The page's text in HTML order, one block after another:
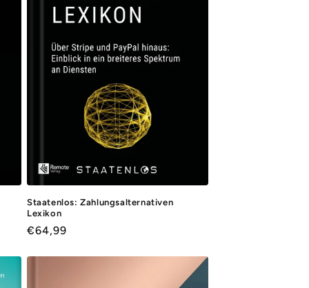
Staatenlos: Zahlungsalternativen
Lexikon
Normaler
€64,99